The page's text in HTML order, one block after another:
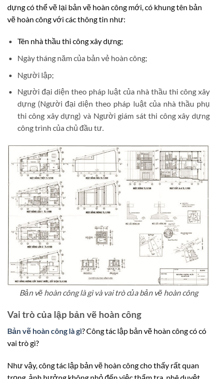
dựng có thể vẽ lại bản vẽ hoàn công mới, có khung tên bản
vẽ hoàn công với các thông tin như:
Tên nhà thầu thi công xây dựng;
Ngày tháng năm của bản vẻ hoàn công;
Người lập;
Người đại diện theo pháp luật của nhà thầu thi công xây
dựng (Người đại diện theo pháp luật của nhà thầu phụ
thi công xây dựng) và Người giám sát thi công xây dựng
công trình của chủ đầu tư.
Bản vẽ hoàn công là gì và vai trò của bản vẽ hoàn công
Vai trò của lập bản vẽ hoàn công
Bản vẽ hoàn công là gì? Công tác lập bản vẽ hoàn công có có
vai trò gì?
Như vậy, công tác lập bản vẽ hoàn công cho thấy rất quan